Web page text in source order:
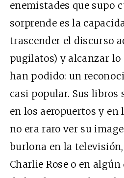
enemistades que supo
sorprende es la
trascender el discurso
pugilatos) y alcanzar lo
han podido: un
casi popular. Sus libros
en los aeropuertos y en
no era raro ver su
burlona en la
Charlie Rose o en